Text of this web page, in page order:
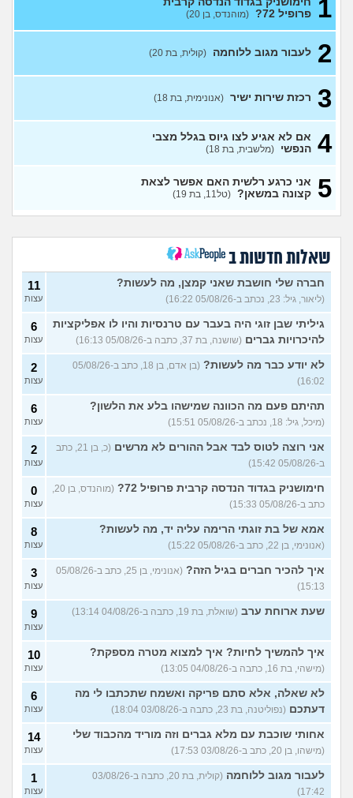
מה עושים עם החיים עכשיו?
(אנוני, בת 18) עצות
אנשים שעברו מחיל הטנא/
שירות לאומי באגף השיקום
(שיר, בת 18)
כדאי לחתום קבע או לא?
(xxx,
בן 21)
מה התפקיד? (הי, בן 19)
לפני גיוס עולה ליב
מנהל רשת בחיל התקשוב או
לוחם הגנה אווירית?
בן 19)
שתי אופציות קשות לפני
השירות בצה"ל (ניצן, בן 18)
2
עצות
התנשקתי עם מישהו מהבסיס
מרגישה לגבי זה (תמר, בת 20)
6
אפשרי לקבל מנ״תית בסירוב
בבאקום?
(ליה, בת 20)
0
עצות
מסלול אופק מודיעין - האם
2
מה לסמן בשאלון העדפות אם
אני לא רוצה קרבי?
1
עוד שאלות חדשות במדור
1
פרופיל 72?
(מוהנדס, בן 20)
2 לעבור מגוב ללוחמה (קולית, בת 20)
3 רכזת שירות ישיר (אנונימית, בת 18)
4 אם לא אגיע לצו גיוס בגלל מצבי
הנפשי (מלשבית, בת 18)
5
אני כרגע רלשית האם אפשר לצאת
קצונה במשאן? (טל11, בת 19)
שאלות חדשות ב
חברה שלי חושבת שאני קמצן, מה לעשות?
(ליאור, גיל: 23, נכתב ב-05/08/26 16:22)
11
עצות
גיליתי שבן זוגי היה בעבר עם טרנסיות והיו לו אפליקציות
להיכרויות גברים (שושנה, בת 37, כתבה ב-05/08/26 16:13)
6
עצות
לא יודע כבר מה לעשות?
(בן אדם, בן 18, כתב ב-05/08/26
16:02)
2
עצות
תהיתם פעם מה הכוונה שמישהו בלע את הלשון?
(מיכל, גיל: 18, נכתב ב-05/08/26 15:51)
6
עצות
אני רוצה לטוס לבד אבל ההורים לא מרשים
(כ, בן 21, כתב
ב-05/08/26 15:42)
2
עצות
חימושניק בגדוד הנדסה קרבית פרופיל 72?
כתב ב-05/08/26 15:33)
0
עצות
אמא של בת זוגתי הרימה עליה יד, מה לעשות?
(אנונימי, בן 22, כתב ב-05/08/26 15:22)
8
עצות
איך להכיר חברים בגיל הזה?
(אנונימי, בן 25, כתב ב-05/08/26
15:13)
3
עצות
שעת ארוחת ערב (שואלת, בת 19, כתבה ב-04/08/26 13:14) 9
עצות
איך להמשיך לחיות? איך למצוא מטרה מספקת?
(מישהי, בת 16, כתבה ב-04/08/26 13:05)
10
עצות
לא שאלה, אלא סתם פריקה ואשמח שתכתבו לי מה
דעתכם (נפוליטנה, בת 23, כתבה ב-03/08/26 18:04)
6
עצות
אחותי שוכבת עם מלא גברים וזה מוריד מהכבוד שלי
(מישהו, בן 20, כתב ב-03/08/26 17:53)
14
עצות
לעבור מגוב ללוחמה
(קולית, בת 20, כתבה ב-03/08/26
17:42)
1
עצות